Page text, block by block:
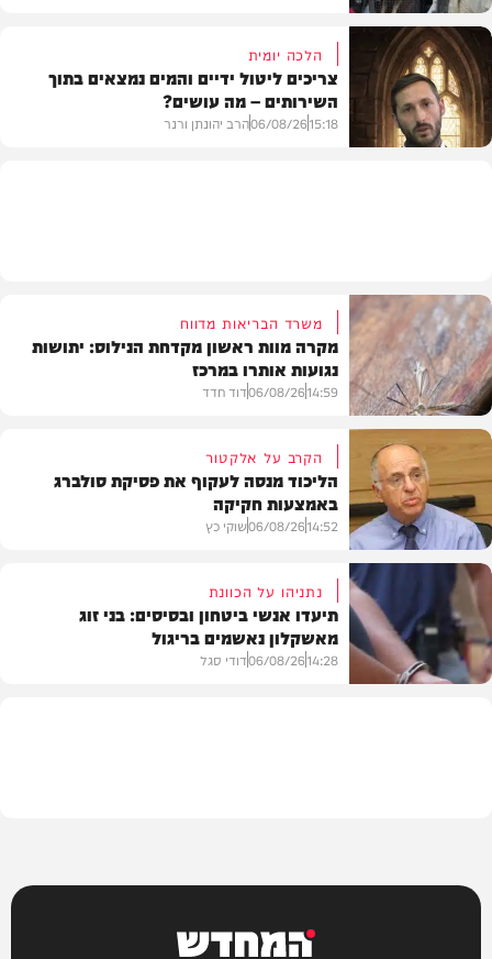
משטרה
הלכה יומית
צריכים ליטול ידיים והמים נמצאים בתוך
השירותים – מה עושים?
15:18
06/08/26הרב יהונתן ורנר
בריאות
משרד הבריאות מדווח
מקרה מוות ראשון מקדחת הנילוס: יתושות
נגועות אותרו במרכז
14:59
06/08/26דוד חדד
פוליטי
הקרב על אלקטור
הליכוד מנסה לעקוף את פסיקת סולברג
באמצעות חקיקה
14:52
06/08/26שוקי כץ
נתניהו על הכוונת
תיעדו אנשי ביטחון ובסיסים: בני זוג
מאשקלון נאשמים בריגול
14:28
06/08/26דודי סגל
המחדש